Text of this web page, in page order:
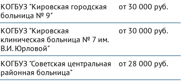
КОГБУЗ "Кировская городская
больница № 9"
от 30 000 руб.
КОГБУЗ "Кировская
клиническая больница № 7 им.
В.И. Юрловой"
от 30 000 руб.
КОГБУЗ "Советская центральная
районная больница"
от 28 000 руб.